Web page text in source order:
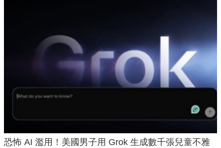
恐怖 AI 濫用！美國男子用 Grok 生成數千張兒童不雅